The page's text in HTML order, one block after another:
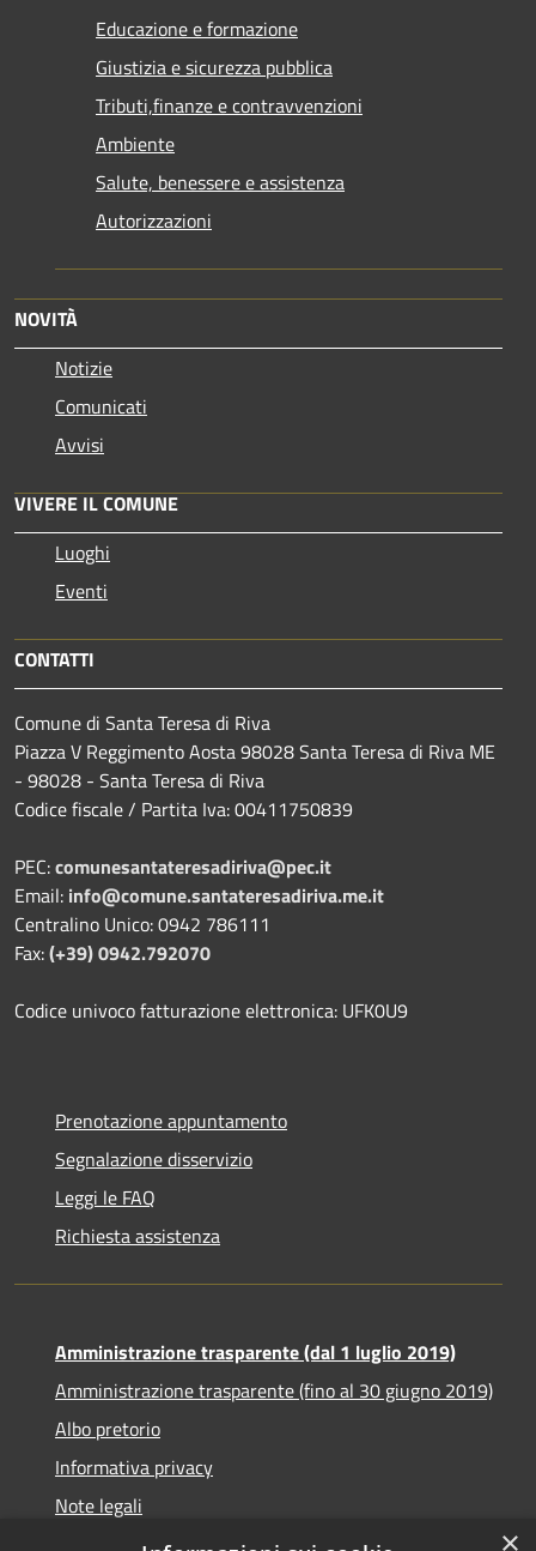
Educazione e formazione
Giustizia e sicurezza pubblica
Tributi,finanze e contravvenzioni
Ambiente
Salute, benessere e assistenza
Autorizzazioni
NOVITÀ
Notizie
Comunicati
Avvisi
VIVERE IL COMUNE
Luoghi
Eventi
CONTATTI
Comune di Santa Teresa di Riva
Piazza V Reggimento Aosta 98028 Santa Teresa di Riva ME
- 98028 - Santa Teresa di Riva
Codice fiscale / Partita Iva: 00411750839
PEC:comunesantateresadiriva@pec.it
Email: info@comune.santateresadiriva.me.it
Centralino Unico: 0942 786111
Fax:(+39) 0942.792070
Codice univoco fatturazione elettronica: UFK0U9
Prenotazione appuntamento
Segnalazione disservizio
Leggi le FAQ
Richiesta assistenza
Amministrazione trasparente (dal 1 luglio 2019)
Amministrazione trasparente (fino al 30 giugno 2019)
Albo pretorio
Informativa privacy
Note legali
Dichiarazione di accessibilità
×